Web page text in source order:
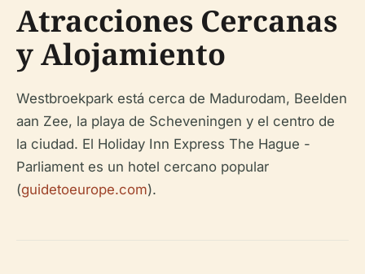
Atracciones Cercanas
y Alojamiento
Westbroekpark está cerca de Madurodam, Beelden
aan Zee, la playa de Scheveningen y el centro de
la ciudad. El Holiday Inn Express The Hague -
Parliament es un hotel cercano popular
(guidetoeurope.com).